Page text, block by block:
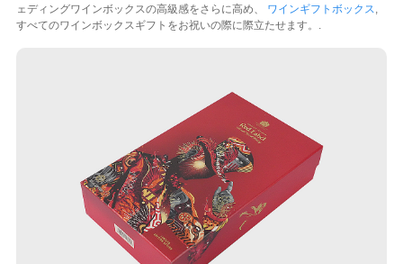
ェディングワインボックスの高級感をさらに高め、 ワインギフトボックス
すべてのワインボックスギフトをお祝いの際に際立たせます。.